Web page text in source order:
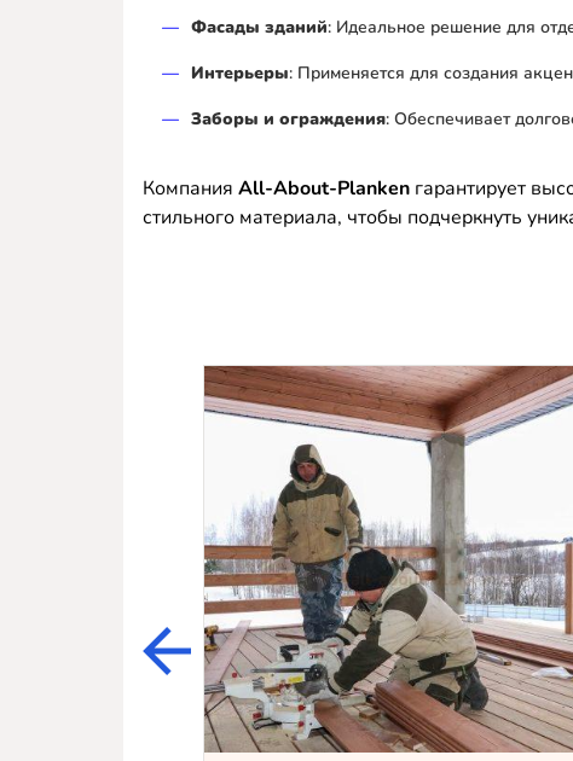
Фасады зданий: Идеальное решение для
Интерьеры: Применяется для создания
Заборы и ограждения: Обеспечивает
Компания All-About-Planken гарантирует
стильного материала, чтобы подчеркнуть